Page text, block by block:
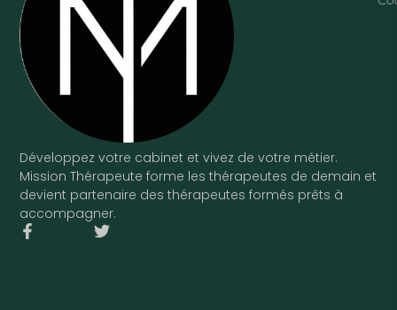
Développez votre cabinet et vivez de votre métier.
Mission Thérapeute forme les thérapeutes de demain et
devient partenaire des thérapeutes formés prêts à
accompagner.
F
T